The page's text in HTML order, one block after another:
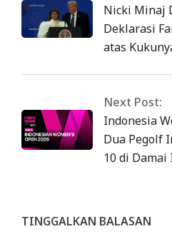
Nicki Minaj
Deklarasi
atas
Next Post:
Indonesia
Dua Pegolf
10 di
TINGGALKAN BALASAN